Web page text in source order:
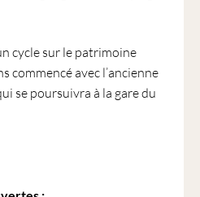
cycle sur le patrimoine
commencé avec l’ancienne
se poursuivra à la gare du